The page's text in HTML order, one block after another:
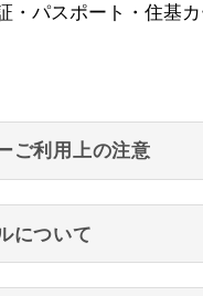
・パスポート・住基
ご利用上の注意
について